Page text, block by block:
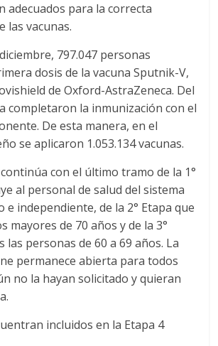
adecuados para la correcta
las vacunas.
797.047 personas
dosis de la vacuna Sputnik-V,
de Oxford-AstraZeneca. Del
completaron la inmunización con el
De esta manera, en el
se aplicaron 1.053.134 vacunas.
con el último tramo de la 1°
al personal de salud del sistema
e independiente, de la 2° Etapa que
mayores de 70 años y de la 3°
las personas de 60 a 69 años. La
permanece abierta para todos
no la hayan solicitado y quieran
incluidos en la Etapa 4